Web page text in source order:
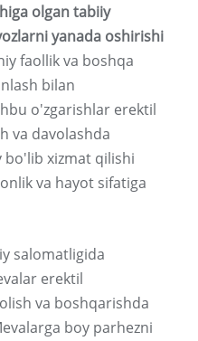
olgan tabiiy
yanada oshirishi
faollik va boshqa
bilan
o'zgarishlar erektil
va davolashda
bo'lib xizmat qilishi
va hayot sifatiga
salomatligida
erektil
va boshqarishda
boy parhezni